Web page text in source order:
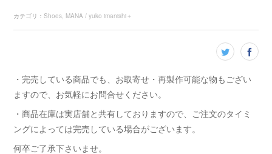
カテゴリ ： Shoes MANA / yuko imanishi＋
・完売している商品でも、お取寄せ・再製作可能な物もござい
ますので、お気軽にお問合せください。
・商品在庫は実店舗と共有しておりますので、ご注文のタイミ
ングによっては完売している場合がございます。
何卒ご了承下さいませ。